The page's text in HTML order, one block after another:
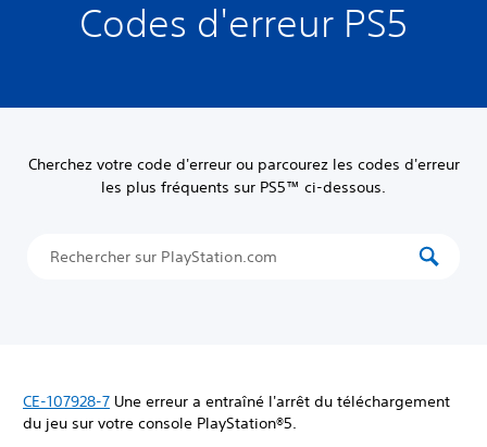
Codes d'erreur PS5
Cherchez votre code d'erreur ou parcourez les codes d'erreur
les plus fréquents sur PS5™ ci-dessous.
CE-107928-7 Une erreur a entraîné l'arrêt du téléchargement
du jeu sur votre console PlayStation®5.